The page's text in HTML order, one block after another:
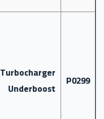
P0299
Turbocharger
Underboost